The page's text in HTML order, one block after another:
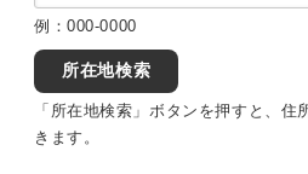
例：000-0000
所在地検索
「所在地検索」ボタンを押すと、
きます。